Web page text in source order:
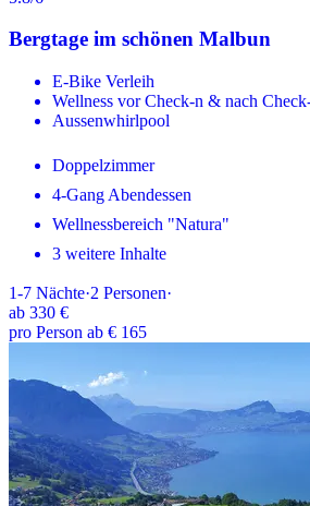
Bergtage im schönen Malbun
E-Bike Verleih
Wellness vor Check-n & nach
Aussenwhirlpool
Doppelzimmer
4-Gang Abendessen
Wellnessbereich "Natura"
3 weitere Inhalte
1-7 Nächte·2 Personen·
ab 330 €
pro Person ab € 165